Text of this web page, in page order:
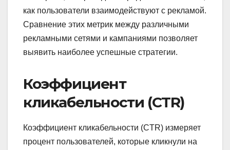
как пользователи взаимодействуют с рекламой.
Сравнение этих метрик между различными
рекламными сетями и кампаниями позволяет
выявить наиболее успешные стратегии.
Коэффициент
кликабельности (CTR)
Коэффициент кликабельности (CTR) измеряет
процент пользователей, которые кликнули на